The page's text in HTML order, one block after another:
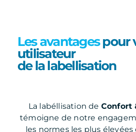
Les avantagespour
utilisateur
de la labellisation
La labéllisation de Confort
témoigne de notre
les normes les plus